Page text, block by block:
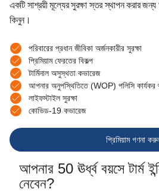
একটি সাশ্রয়ী মূল্যের সুরক্ষা স্তর স্থাপন করার জন্য
কিনুন।
পরিবারের প্রধান জীবিকা অর্জনকারীর সুরক্ষা
প্রিমিয়াম ফেরতের বিকল্প
টার্মিনাল অসুস্থতা কভারেজ
আপনার অনুপস্থিতিতে (WOP) পলিসি কার্যকর
লাইফস্টাইল সুরক্ষা
কোভিড-19 কভারেজ
প্রিমিয়াম গণনা
আপনার 50 ঊর্ধ্ব বয়সে টার্ম
নেবেন?